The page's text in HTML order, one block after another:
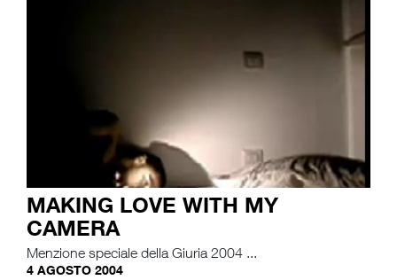
MAKING LOVE WITH MY
CAMERA
Menzione speciale della Giuria 2004 ...
4 AGOSTO 2004